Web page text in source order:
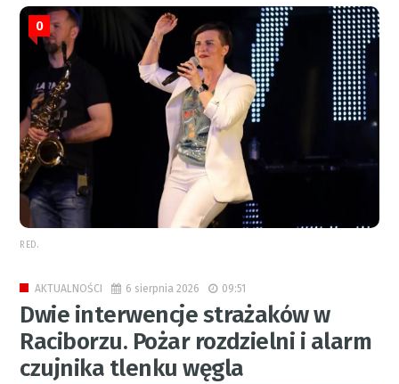
0
RED.
AKTUALNOŚCI 6 sierpnia 2026 09:51
Dwie interwencje strażaków w
Raciborzu. Pożar rozdzielni i alarm
czujnika tlenku węgla